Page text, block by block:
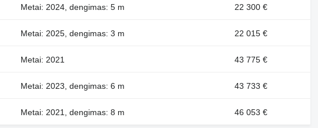
Metai: 2024, dengimas: 5 m 22 300 €
Metai: 2025, dengimas: 3 m 22 015 €
Metai: 2021 43 775 €
Metai: 2023, dengimas: 6 m 43 733 €
Metai: 2021, dengimas: 8 m 46 053 €